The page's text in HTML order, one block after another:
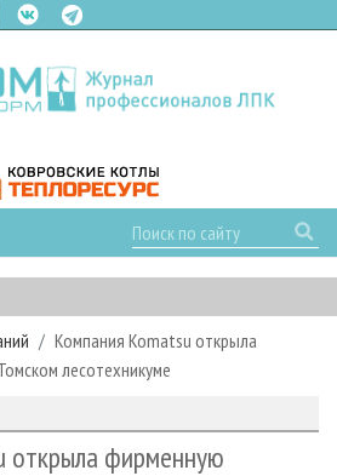
Компания Komatsu открыла
лесотехникуме
открыла фирменную